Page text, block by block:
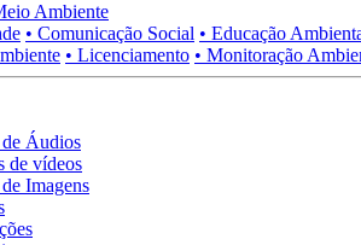
Ambiente
• Comunicação Social • Educação
• Licenciamento • Monitoração
Áudios
de vídeos
Imagens